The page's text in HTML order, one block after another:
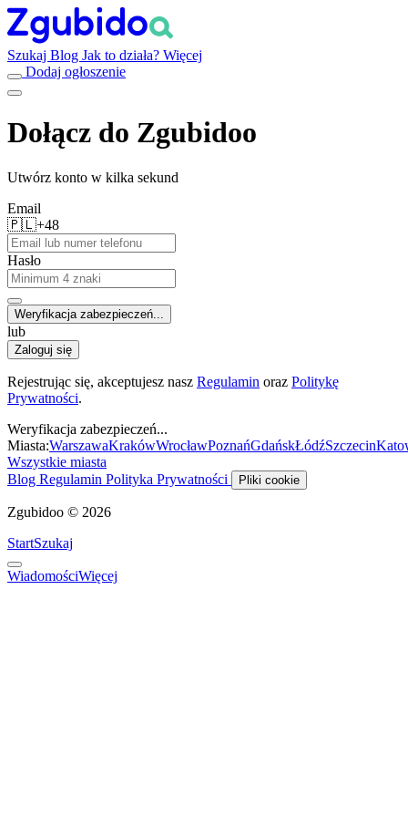
Szukaj Blog Jak to działa? Więcej
Dodaj ogłoszenie
Dołącz do Zgubidoo
Utwórz konto w kilka sekund
Email
🇵🇱+48
Hasło
Weryfikacja zabezpieczeń...
lub
Zaloguj się
Rejestrując się, akceptujesz nasz Regulamin oraz Politykę
Prywatności.
Weryfikacja zabezpieczeń...
Miasta:WarszawaKrakówWrocławPoznańGdańskŁódźSzczecin
Wszystkie miasta
Blog Regulamin Polityka Prywatności Pliki cookie
Zgubidoo © 2026
StartSzukaj
WiadomościWięcej